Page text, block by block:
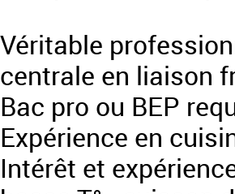
Véritable
centrale en liaison
Bac pro ou BEP
Expérience en
Intérêt et